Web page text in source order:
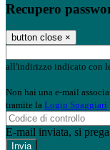
Recupero
button close ×
all'indirizzo indicato con
Non hai una e-mail
tramite la Login Spaggiari
E-mail inviata, si